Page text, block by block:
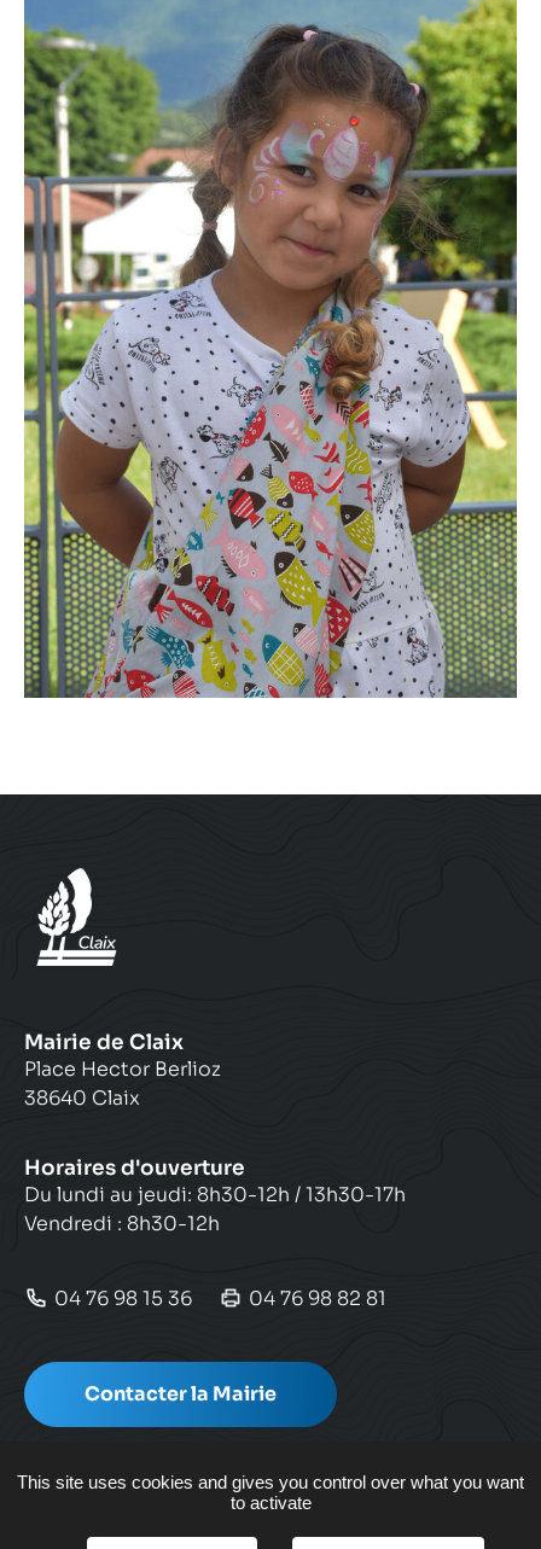
Mairie de Claix
Place Hector Berlioz
38640 Claix
Horaires d'ouverture
Du lundi au jeudi: 8h30-12h / 13h30-17h
Vendredi : 8h30-12h
04 76 98 15 36 04 76 98 82 81
Contacter la Mairie
Plan de site
This site uses cookies and gives you control over what you want
to activate